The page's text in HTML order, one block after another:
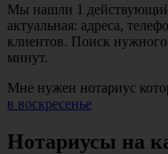
Мы нашли 1 действующий
актуальная: адреса,
клиентов. Поиск нужного
минут.
Мне нужен нотариус
в воскресенье
Нотариусы на